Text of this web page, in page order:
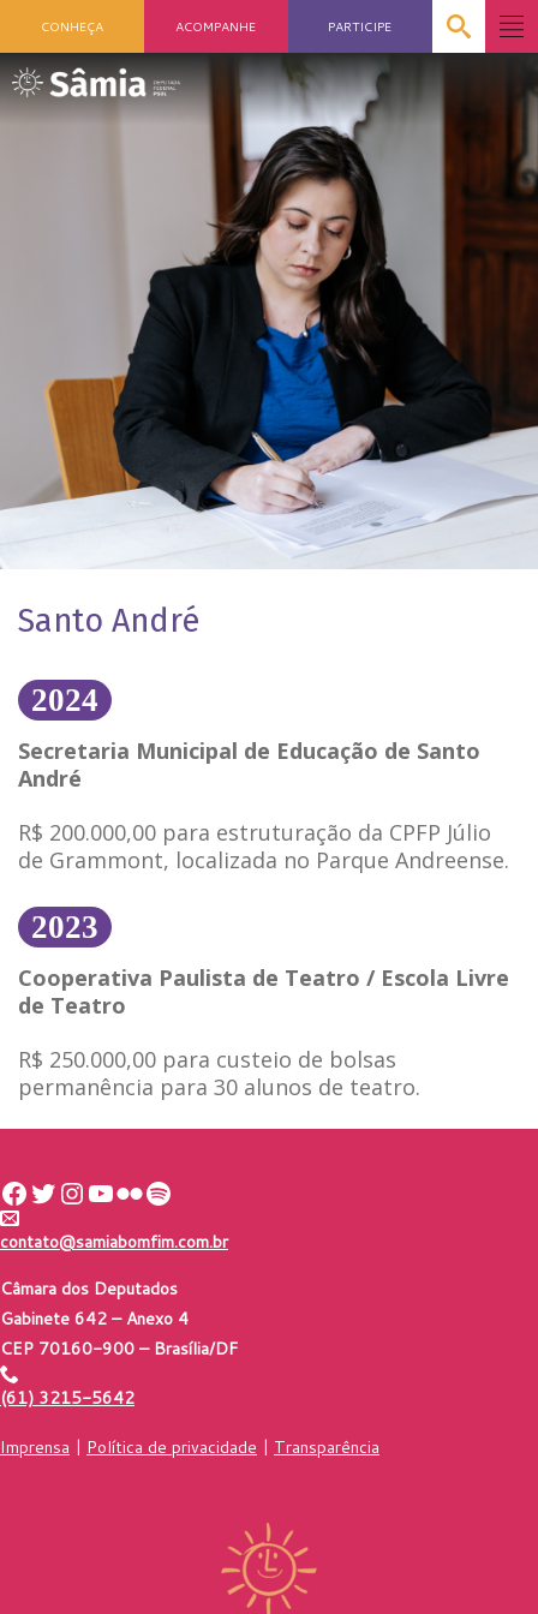
CONHEÇA ACOMPANHE PARTICIPE
Santo André
2024
Secretaria Municipal de Educação de Santo
André
R$ 200.000,00 para estruturação da CPFP Júlio
de Grammont, localizada no Parque Andreense.
2023
Cooperativa Paulista de Teatro / Escola Livre
de Teatro
R$ 250.000,00 para custeio de bolsas
permanência para 30 alunos de teatro.
Facebook Twitter Instagram Youtube Flickr Spotify
contato@samiabomfim.com.br
Câmara dos Deputados
Gabinete 642 – Anexo 4
CEP 70160-900 – Brasília/DF
(61) 3215-5642
Imprensa | Política de privacidade | Transparência